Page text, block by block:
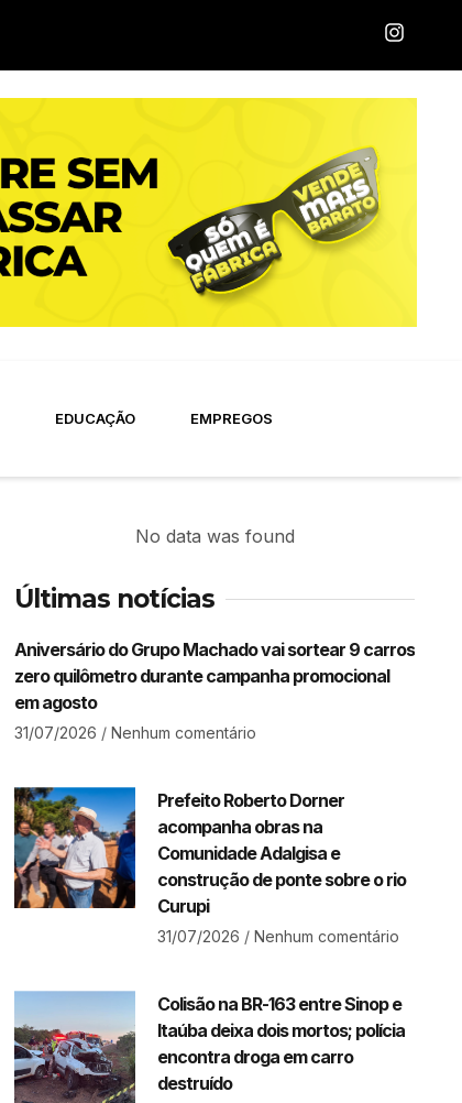
EDUCAÇÃO EMPREGOS
No data was found
Últimas notícias
Aniversário do Grupo Machado vai sortear 9 carros
zero quilômetro durante campanha promocional
em agosto
31/07/2026 Nenhum comentário
Prefeito Roberto Dorner
acompanha obras na
Comunidade Adalgisa e
construção de ponte sobre o rio
Curupi
31/07/2026 Nenhum comentário
Colisão na BR-163 entre Sinop e
Itaúba deixa dois mortos; polícia
encontra droga em carro
destruído